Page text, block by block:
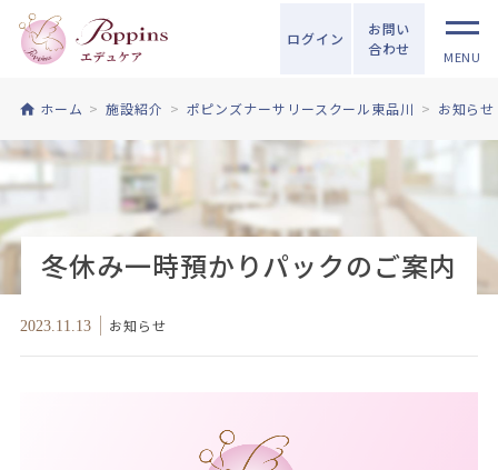
ログイン
お問い
合わせ
MENU
ホーム 施設紹介 ポピンズナーサリースクール東品川 お知らせ
冬休み一時預かりパックのご案内
2023.11.13 お知らせ